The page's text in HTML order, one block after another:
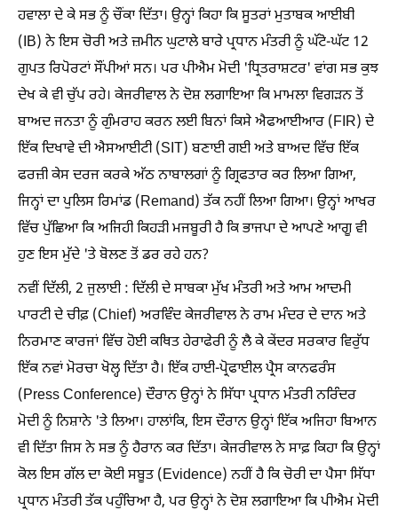
ਹਵਾਲਾ ਦੇ ਕੇ ਸਭ ਨੂੰ ਚੌਂਕਾ ਦਿੱਤਾ। ਉਨ੍ਹਾਂ ਕਿਹਾ ਕਿ ਸੂਤਰਾਂ ਮੁਤਾਬਕ ਆਈਬੀ
(IB) ਨੇ ਇਸ ਚੋਰੀ ਅਤੇ ਜ਼ਮੀਨ ਘੁਟਾਲੇ ਬਾਰੇ ਪ੍ਰਧਾਨ ਮੰਤਰੀ ਨੂੰ ਘੱਟੋ-ਘੱਟ 12
ਗੁਪਤ ਰਿਪੋਰਟਾਂ ਸੌਂਪੀਆਂ ਸਨ। ਪਰ ਪੀਐਮ ਮੋਦੀ 'ਧ੍ਰਿਤਰਾਸ਼ਟਰ' ਵਾਂਗ ਸਭ ਕੁਝ
ਦੇਖ ਕੇ ਵੀ ਚੁੱਪ ਰਹੇ। ਕੇਜਰੀਵਾਲ ਨੇ ਦੋਸ਼ ਲਗਾਇਆ ਕਿ ਮਾਮਲਾ ਵਿਗੜਨ ਤੋਂ
ਬਾਅਦ ਜਨਤਾ ਨੂੰ ਗੁੰਮਰਾਹ ਕਰਨ ਲਈ ਬਿਨਾਂ ਕਿਸੇ ਐਫਆਈਆਰ (FIR) ਦੇ
ਇੱਕ ਦਿਖਾਵੇ ਦੀ ਐਸਆਈਟੀ (SIT) ਬਣਾਈ ਗਈ ਅਤੇ ਬਾਅਦ ਵਿੱਚ ਇੱਕ
ਫਰਜ਼ੀ ਕੇਸ ਦਰਜ ਕਰਕੇ ਅੱਠ ਨਾਬਾਲਗਾਂ ਨੂੰ ਗ੍ਰਿਫਤਾਰ ਕਰ ਲਿਆ ਗਿਆ,
ਜਿਨ੍ਹਾਂ ਦਾ ਪੁਲਿਸ ਰਿਮਾਂਡ (Remand) ਤੱਕ ਨਹੀਂ ਲਿਆ ਗਿਆ। ਉਨ੍ਹਾਂ ਆਖਰ
ਵਿੱਚ ਪੁੱਛਿਆ ਕਿ ਅਜਿਹੀ ਕਿਹੜੀ ਮਜਬੂਰੀ ਹੈ ਕਿ ਭਾਜਪਾ ਦੇ ਆਪਣੇ ਆਗੂ ਵੀ
ਹੁਣ ਇਸ ਮੁੱਦੇ 'ਤੇ ਬੋਲਣ ਤੋਂ ਡਰ ਰਹੇ ਹਨ?
ਨਵੀਂ ਦਿੱਲੀ, 2 ਜੁਲਾਈ : ਦਿੱਲੀ ਦੇ ਸਾਬਕਾ ਮੁੱਖ ਮੰਤਰੀ ਅਤੇ ਆਮ ਆਦਮੀ
ਪਾਰਟੀ ਦੇ ਚੀਫ਼ (Chief) ਅਰਵਿੰਦ ਕੇਜਰੀਵਾਲ ਨੇ ਰਾਮ ਮੰਦਰ ਦੇ ਦਾਨ ਅਤੇ
ਨਿਰਮਾਣ ਕਾਰਜਾਂ ਵਿੱਚ ਹੋਈ ਕਥਿਤ ਹੇਰਾਫੇਰੀ ਨੂੰ ਲੈ ਕੇ ਕੇਂਦਰ ਸਰਕਾਰ ਵਿਰੁੱਧ
ਇੱਕ ਨਵਾਂ ਮੋਰਚਾ ਖੋਲ੍ਹ ਦਿੱਤਾ ਹੈ। ਇੱਕ ਹਾਈ-ਪ੍ਰੋਫਾਈਲ ਪ੍ਰੈਸ ਕਾਨਫਰੰਸ
(Press Conference) ਦੌਰਾਨ ਉਨ੍ਹਾਂ ਨੇ ਸਿੱਧਾ ਪ੍ਰਧਾਨ ਮੰਤਰੀ ਨਰਿੰਦਰ
ਮੋਦੀ ਨੂੰ ਨਿਸ਼ਾਨੇ 'ਤੇ ਲਿਆ। ਹਾਲਾਂਕਿ, ਇਸ ਦੌਰਾਨ ਉਨ੍ਹਾਂ ਇੱਕ ਅਜਿਹਾ ਬਿਆਨ
ਵੀ ਦਿੱਤਾ ਜਿਸ ਨੇ ਸਭ ਨੂੰ ਹੈਰਾਨ ਕਰ ਦਿੱਤਾ। ਕੇਜਰੀਵਾਲ ਨੇ ਸਾਫ਼ ਕਿਹਾ ਕਿ ਉਨ੍ਹਾਂ
ਕੋਲ ਇਸ ਗੱਲ ਦਾ ਕੋਈ ਸਬੂਤ (Evidence) ਨਹੀਂ ਹੈ ਕਿ ਚੋਰੀ ਦਾ ਪੈਸਾ ਸਿੱਧਾ
ਪ੍ਰਧਾਨ ਮੰਤਰੀ ਤੱਕ ਪਹੁੰਚਿਆ ਹੈ, ਪਰ ਉਨ੍ਹਾਂ ਨੇ ਦੋਸ਼ ਲਗਾਇਆ ਕਿ ਪੀਐਮ ਮੋਦੀ